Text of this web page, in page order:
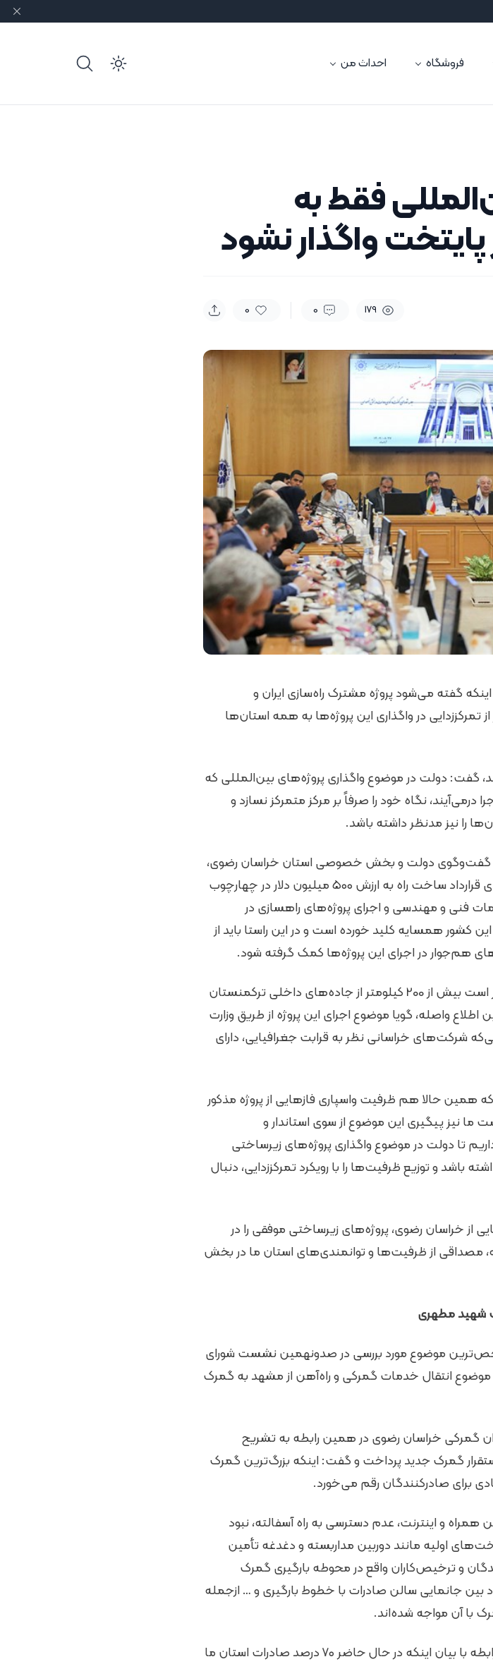
فروشگاه احداث من dark mode
فقط به
واگذار نشود
179
0
0
گفته می‌شود پروژه مشترک راه‌سازی ایران و
در واگذاری این پروژه‌ها به همه استان‌ها
گفت: دولت در موضوع واگذاری پروژه‌های بین‌المللی که
نگاه خود را صرفاً بر مرکز متمرکز نسازد و
را نیز مدنظر داشته باشد.
گفت‌وگوی دولت و بخش خصوصی استان خراسان رضوی،
با اشاره به اظهارات وزیر راه و شهرسازی در مورد امضای قرارداد ساخت راه به ارزش ۵۰۰ میلیون دلار در چهارچوب
فنی و مهندسی و اجرای پروژه‌های راهسازی در
کشور همسایه کلید خورده است و در این راستا باید از
هم‌جوار در اجرای این پروژه‌ها کمک گرفته شود.
توکلی زاده ادامه داد: طبق توافق اخیر دو کشور، مقرر است بیش از 200 کیلومتر از جاده‌های داخلی ترکمنستان
واصله، گویا موضوع اجرای این پروژه از طریق وزارت
شرکت‌های خراسانی نظر به قرابت جغرافیایی، دارای
همین حالا هم ظرفیت واسپاری فازهایی از پروژه مذکور
ما نیز پیگیری این موضوع از سوی استاندار و
تا دولت در موضوع واگذاری پروژه‌های زیرساختی
و توزیع ظرفیت‌ها را با رویکرد تمرکززدایی، دنبال
از خراسان رضوی، پروژه‌های زیرساختی موفقی را در
مصداقی از ظرفیت‌ها و توانمندی‌های استان ما در بخش
موضوع مورد بررسی در صدونهمین نشست شورای
انتقال خدمات گمرکی و راه‌آهن از مشهد به گمرک
گمرکی خراسان رضوی در همین رابطه به تشریح
گمرک جدید پرداخت و گفت: اینکه بزرگ‌ترین گمرک
برای صادرکنندگان رقم می‌خورد.
و اینترنت، عدم دسترسی به راه آسفالته، نبود
اولیه مانند دوربین مداربسته و دغدغه تأمین
و ترخیص‌کاران واقع در محوطه بارگیری گمرک
بین جانمایی سالن صادرات با خطوط بارگیری و … ازجمله
با آن مواجه شده‌اند.
یعقوبعلی نظری، استاندار خراسان رضوی در همین رابطه با بیان اینکه در حال حاضر ۷۰ درصد صادرات استان ما